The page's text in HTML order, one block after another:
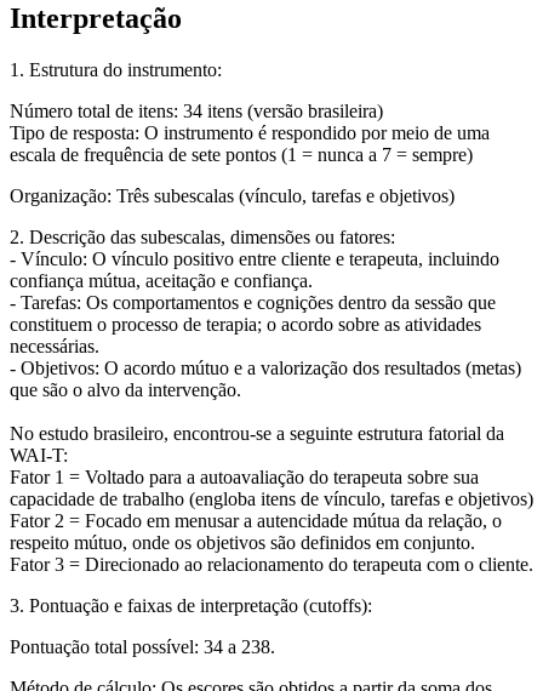
Interpretação
1. Estrutura do instrumento:
Número total de itens: 34 itens (versão brasileira)
Tipo de resposta: O instrumento é respondido por meio de uma
escala de frequência de sete pontos (1 = nunca a 7 = sempre)
Organização: Três subescalas (vínculo, tarefas e objetivos)
2. Descrição das subescalas, dimensões ou fatores:
- Vínculo: O vínculo positivo entre cliente e terapeuta, incluindo
confiança mútua, aceitação e confiança.
- Tarefas: Os comportamentos e cognições dentro da sessão que
constituem o processo de terapia; o acordo sobre as atividades
necessárias.
- Objetivos: O acordo mútuo e a valorização dos resultados (metas)
que são o alvo da intervenção.
No estudo brasileiro, encontrou-se a seguinte estrutura fatorial da
WAI-T:
Fator 1 = Voltado para a autoavaliação do terapeuta sobre sua
capacidade de trabalho (engloba itens de vínculo, tarefas e objetivos)
Fator 2 = Focado em menusar a autencidade mútua da relação, o
respeito mútuo, onde os objetivos são definidos em conjunto.
Fator 3 = Direcionado ao relacionamento do terapeuta com o cliente.
3. Pontuação e faixas de interpretação (cutoffs):
Pontuação total possível: 34 a 238.